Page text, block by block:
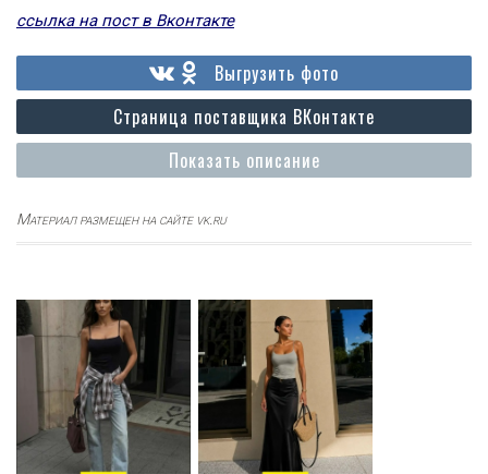
ссылка на пост в Вконтакте
Показать описание
Страница поставщика ВКонтакте
Выгрузить фото
Материал размещен на сайте vk.ru